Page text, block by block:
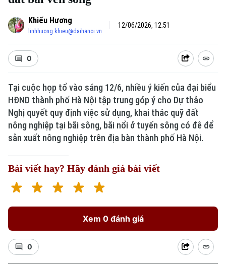
Khiếu Hương
linhhuong.khieu@daihanoi.vn
12/06/2026, 12:51
0
Tại cuộc họp tổ vào sáng 12/6, nhiều ý kiến của đại biểu
HĐND thành phố Hà Nội tập trung góp ý cho Dự thảo
Nghị quyết quy định việc sử dụng, khai thác quỹ đất
nông nghiệp tại bãi sông, bãi nổi ở tuyến sông có đê để
sản xuất nông nghiệp trên địa bàn thành phố Hà Nội.
Bài viết hay? Hãy đánh giá bài viết
Xem 0 đánh giá
0